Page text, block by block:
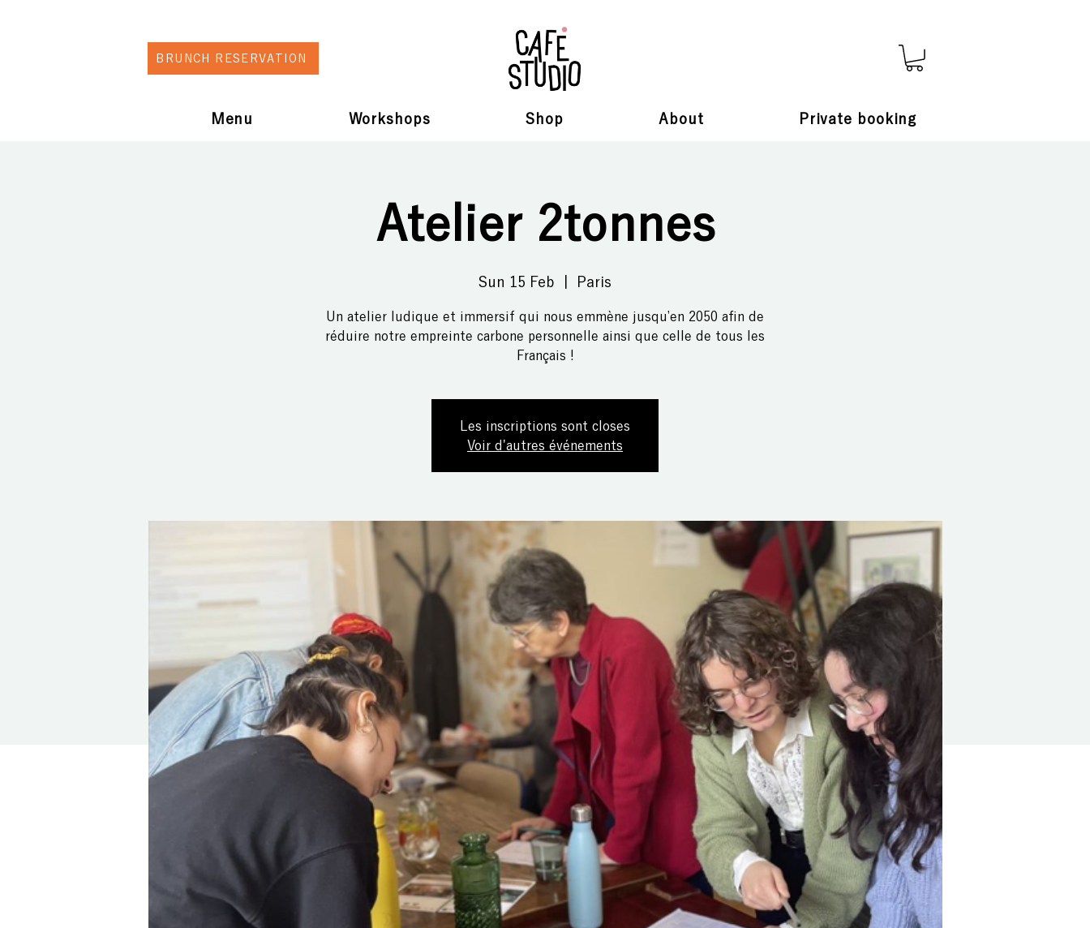
Menu Workshops Shop About Private booking
BRUNCH RESERVATION
Atelier 2tonnes
Sun 15 Feb Paris
Un atelier ludique et immersif qui nous emmène jusqu’en 2050 afin de
réduire notre empreinte carbone personnelle ainsi que celle de tous les
Français !
Les inscriptions sont closes
Voir d'autres événements